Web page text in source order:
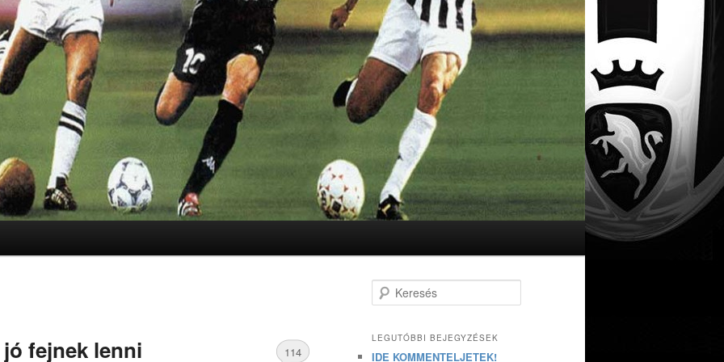
fejnek lenni
114
Keresés
LEGUTÓBBI BEJEGYZÉSEK
IDE KOMMENTELJETEK!